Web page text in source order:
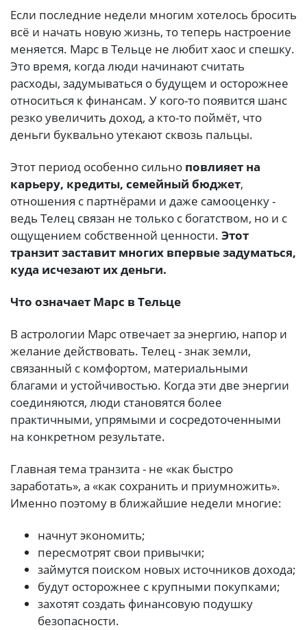
Если последние недели многим хотелось бросить
всё и начать новую жизнь, то теперь настроение
меняется. Марс в Тельце не любит хаос и спешку.
Это время, когда люди начинают считать
расходы, задумываться о будущем и осторожнее
относиться к финансам. У кого-то появится шанс
резко увеличить доход, а кто-то поймёт, что
деньги буквально утекают сквозь пальцы.
Этот период особенно сильно повлияет на
карьеру, кредиты, семейный бюджет,
отношения с партнёрами и даже самооценку -
ведь Телец связан не только с богатством, но и с
ощущением собственной ценности. Этот
транзит заставит многих впервые задуматься,
куда исчезают их деньги.
Что означает Марс в Тельце
В астрологии Марс отвечает за энергию, напор и
желание действовать. Телец - знак земли,
связанный с комфортом, материальными
благами и устойчивостью. Когда эти две энергии
соединяются, люди становятся более
практичными, упрямыми и сосредоточенными
на конкретном результате.
Главная тема транзита - не «как быстро
заработать», а «как сохранить и приумножить».
Именно поэтому в ближайшие недели многие:
начнут экономить;
пересмотрят свои привычки;
займутся поиском новых источников дохода;
будут осторожнее с крупными покупками;
захотят создать финансовую подушку
безопасности.